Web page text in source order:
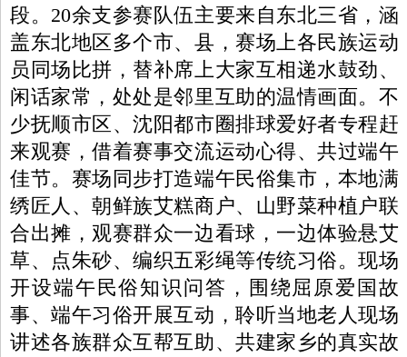
段。20余支参赛队伍主要来自东北三省，涵
盖东北地区多个市、县，赛场上各民族运动
员同场比拼，替补席上大家互相递水鼓劲、
闲话家常，处处是邻里互助的温情画面。不
少抚顺市区、沈阳都市圈排球爱好者专程赶
来观赛，借着赛事交流运动心得、共过端午
佳节。赛场同步打造端午民俗集市，本地满
绣匠人、朝鲜族艾糕商户、山野菜种植户联
合出摊，观赛群众一边看球，一边体验悬艾
草、点朱砂、编织五彩绳等传统习俗。现场
开设端午民俗知识问答，围绕屈原爱国故
事、端午习俗开展互动，聆听当地老人现场
讲述各族群众互帮互助、共建家乡的真实故